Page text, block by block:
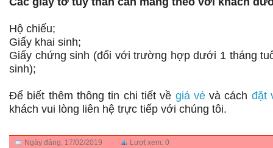
Hộ chiếu;
Giấy khai sinh;
Giấy chứng sinh (đối với trường hợp dưới 1 tháng
sinh);
Để biết thêm thông tin chi tiết về giá vévà cách đặt
khách vui lòng liên hệ trực tiếp với chúng tôi.
Ngày đăng: 17/02/2019 Lượt xem: 0